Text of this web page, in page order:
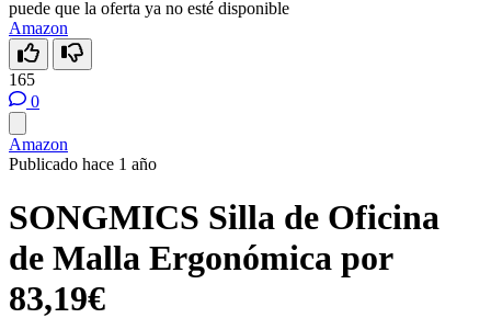
puede que la oferta ya no esté disponible
Amazon
165
0
Amazon
Publicado hace 1 año
SONGMICS Silla de Oficina
de Malla Ergonómica por
83,19€